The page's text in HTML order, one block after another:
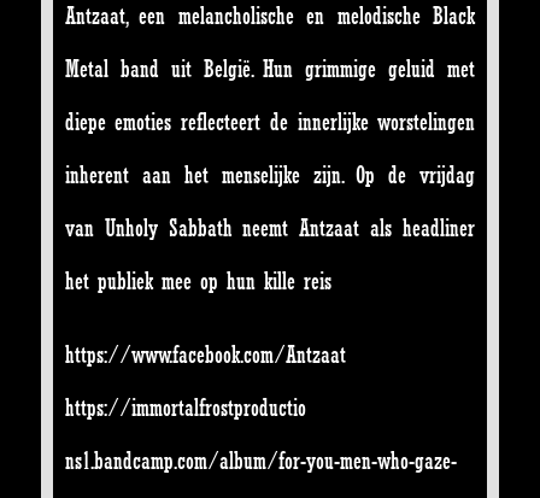
Antzaat, een melancholische en melodische Black
Metal band uit België. Hun grimmige geluid met
diepe emoties reflecteert de innerlijke worstelingen
inherent aan het menselijke zijn. Op de vrijdag
van Unholy Sabbath neemt Antzaat als headliner
het publiek mee op hun kille reis
https://www.facebook.com/Antzaat
https://immortalfrostproductio
ns1.bandcamp.com/album/for-you-men-who-gaze-